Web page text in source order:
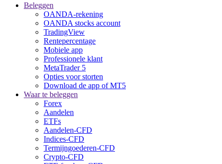
Beleggen
OANDA-rekening
OANDA stocks account
TradingView
Rentepercentage
Mobiele app
Professionele klant
MetaTrader 5
Opties voor storten
Download de app of MT5
Waar te beleggen
Forex
Aandelen
ETFs
Aandelen-CFD
Indices-CFD
Termijngoederen-CFD
Crypto-CFD